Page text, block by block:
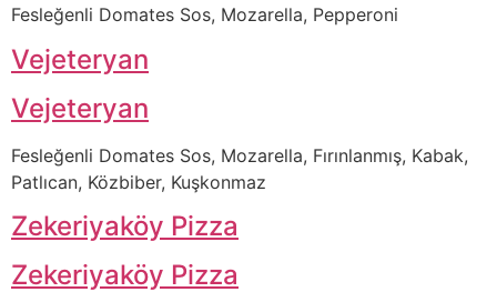
Fesleğenli Domates Sos, Mozarella, Pepperoni
Vejeteryan
Vejeteryan
Fesleğenli Domates Sos, Mozarella, Fırınlanmış, Kabak,
Patlıcan, Közbiber, Kuşkonmaz
Zekeriyaköy Pizza
Zekeriyaköy Pizza